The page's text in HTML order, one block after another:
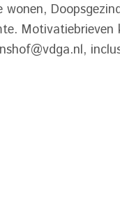
Motivatiebrieven